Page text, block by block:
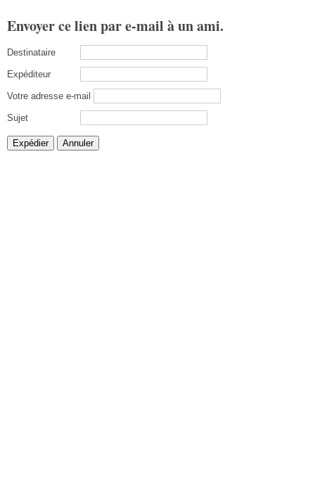
Envoyer ce lien par e-mail à un ami.
Destinataire
Expéditeur
Votre adresse e-mail
Sujet
Expédier Annuler